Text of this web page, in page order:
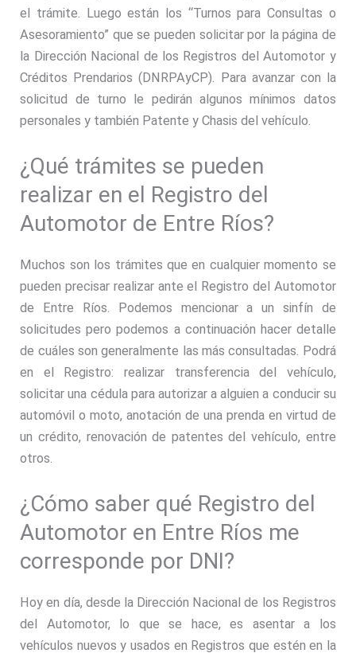
el trámite. Luego están los “Turnos para Consultas o
Asesoramiento” que se pueden solicitar por la página de
la Dirección Nacional de los Registros del Automotor y
Créditos Prendarios (DNRPAyCP). Para avanzar con la
solicitud de turno le pedirán algunos mínimos datos
personales y también Patente y Chasis del vehículo.
¿Qué trámites se pueden
realizar en el Registro del
Automotor de Entre Ríos?
Muchos son los trámites que en cualquier momento se
pueden precisar realizar ante el Registro del Automotor
de Entre Ríos. Podemos mencionar a un sinfín de
solicitudes pero podemos a continuación hacer detalle
de cuáles son generalmente las más consultadas. Podrá
en el Registro: realizar transferencia del vehículo,
solicitar una cédula para autorizar a alguien a conducir su
automóvil o moto, anotación de una prenda en virtud de
un crédito, renovación de patentes del vehículo, entre
otros.
¿Cómo saber qué Registro del
Automotor en Entre Ríos me
corresponde por DNI?
Hoy en día, desde la Dirección Nacional de los Registros
del Automotor, lo que se hace, es asentar a los
vehículos nuevos y usados en Registros que estén en la